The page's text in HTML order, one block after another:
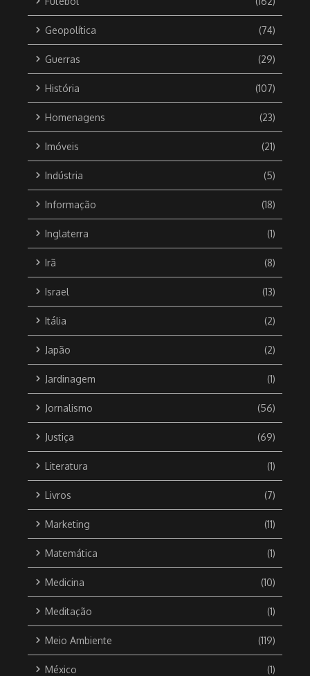
Geopolítica (74)
Guerras (29)
História (107)
Homenagens (23)
Imóveis (21)
Indústria (5)
Informação (18)
Inglaterra (1)
Irã (8)
Israel (13)
Itália (2)
Japão (2)
Jardinagem (1)
Jornalismo (56)
Justiça (69)
Literatura (1)
Livros (7)
Marketing (11)
Matemática (1)
Medicina (10)
Meditação (1)
Meio Ambiente (119)
México (1)